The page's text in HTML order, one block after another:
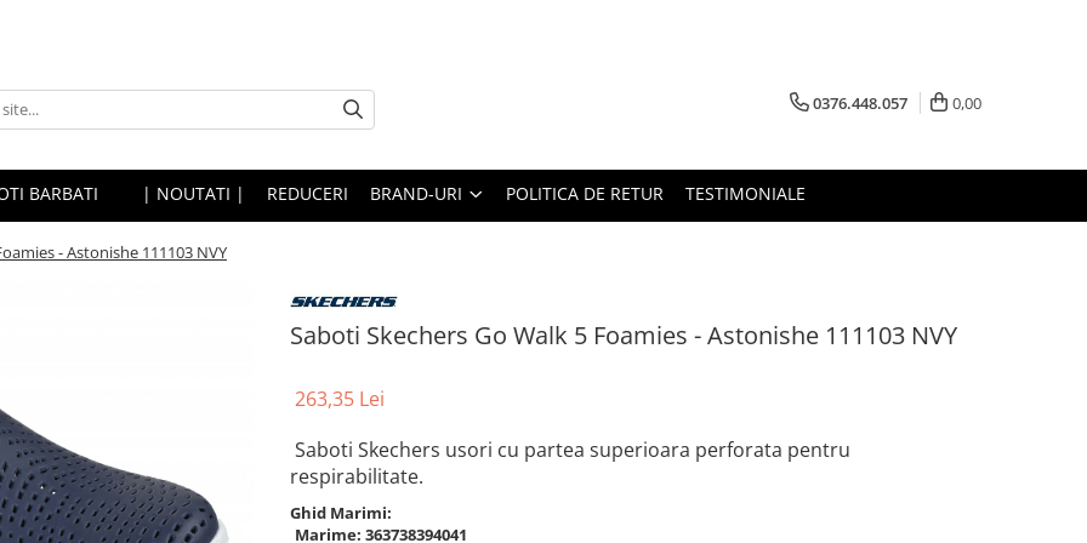
0376.448.057 0,00
BARBATI | NOUTATI | REDUCERI BRAND-URI POLITICA DE RETUR TESTIMONIALE
- Astonishe 111103 NVY
Saboti Skechers Go Walk 5 Foamies - Astonishe 111103 NVY
263,35 Lei
Saboti Skechers usori cu partea superioara perforata pentru
respirabilitate.
Ghid Marimi:
Marime: 363738394041